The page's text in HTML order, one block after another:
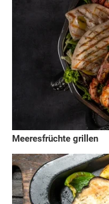
Meeresfrüchte grillen